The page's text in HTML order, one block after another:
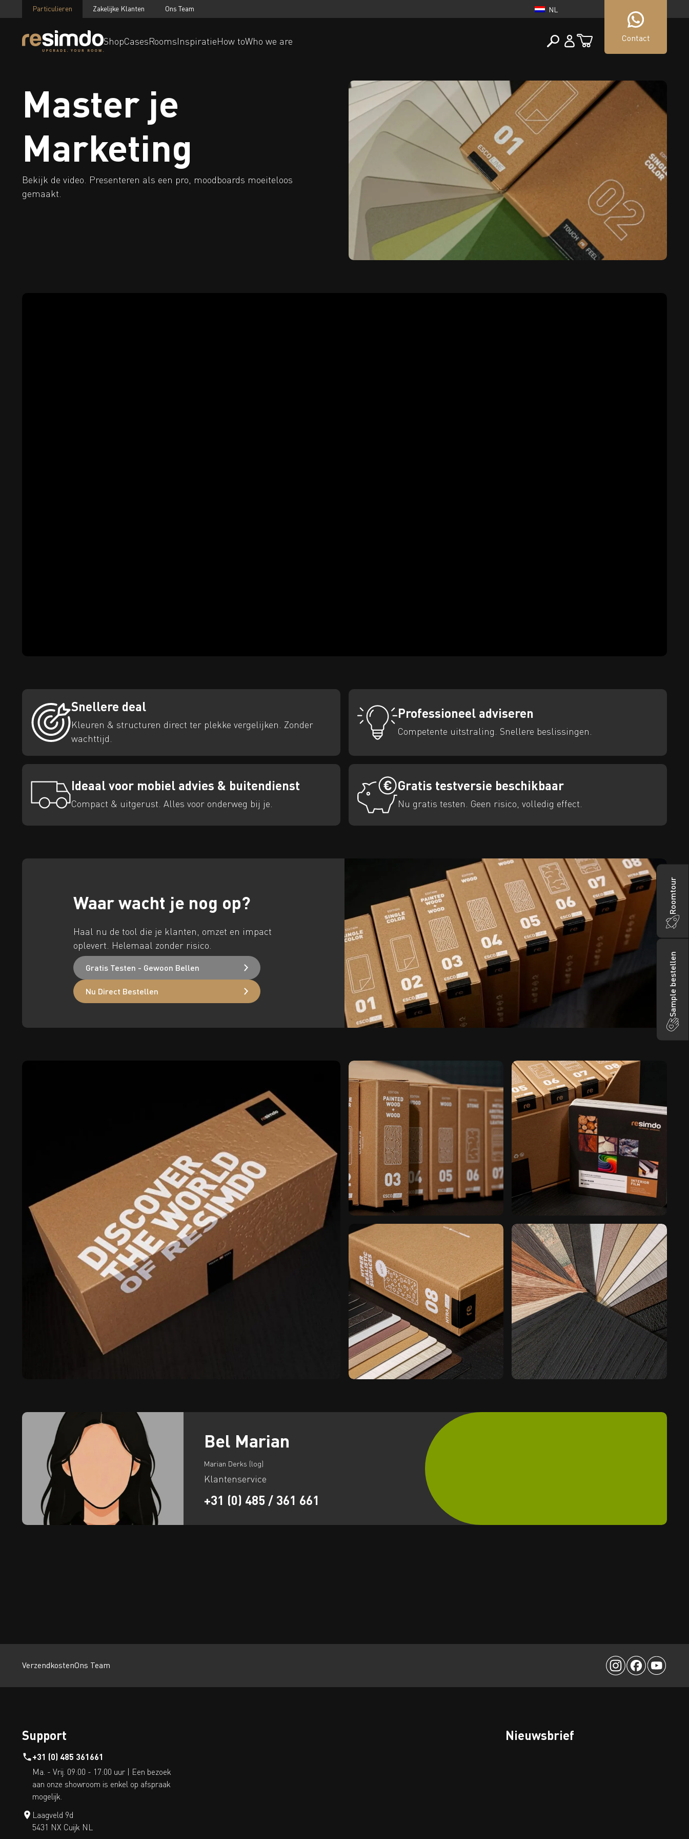
Roomtour
Sample bestellen
Particulieren Zakelijke Klanten Ons Team NL
Contact
ShopCasesRoomsInspiratieHow toWho we are
Master je
Marketing
Bekijk de video. Presenteren als een pro, moodboards moeiteloos
gemaakt.
Snellere deal
Kleuren & structuren direct ter plekke vergelijken. Zonder
wachttijd.
Professioneel adviseren
Competente uitstraling. Snellere beslissingen.
Ideaal voor mobiel advies & buitendienst
Compact & uitgerust. Alles voor onderweg bij je.
Gratis testversie beschikbaar
Nu gratis testen. Geen risico, volledig effect.
Waar wacht je nog op?
Haal nu de tool die je klanten, omzet en impact
oplevert. Helemaal zonder risico.
Gratis Testen - Gewoon Bellen
Nu Direct Bestellen
Bel Marian
Marian Derks (log)
Klantenservice
+31 (0) 485 / 361 661
VerzendkostenOns Team
Support
+31 (0) 485 361661
Ma. - Vrij. 09:00 - 17:00 uur | Een bezoek
aan onze showroom is enkel op afspraak
mogelijk.
Laagveld 9d
5431 NX Cuijk NL
Nieuwsbrief